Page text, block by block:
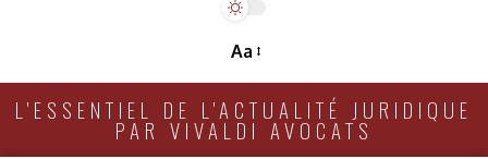
Aa
L'ESSENTIEL DE L'ACTUALITÉ JURIDIQUE
PAR VIVALDI AVOCATS